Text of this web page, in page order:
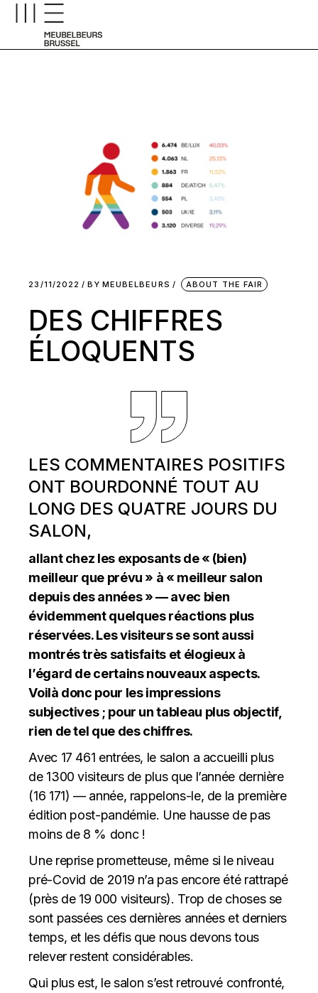
23/11/2022 BY MEUBELBEURS ABOUT THE FAIR
DES CHIFFRES
ÉLOQUENTS
LES COMMENTAIRES POSITIFS
ONT BOURDONNÉ TOUT AU
LONG DES QUATRE JOURS DU
SALON,
allant chez les exposants de « (bien)
meilleur que prévu » à « meilleur salon
depuis des années » — avec bien
évidemment quelques réactions plus
réservées. Les visiteurs se sont aussi
montrés très satisfaits et élogieux à
l’égard de certains nouveaux aspects.
Voilà donc pour les impressions
subjectives ; pour un tableau plus objectif,
rien de tel que des chiffres.
Avec 17 461 entrées, le salon a accueilli plus
de 1300 visiteurs de plus que l’année dernière
(16 171) — année, rappelons-le, de la première
édition post-pandémie. Une hausse de pas
moins de 8 % donc !
Une reprise prometteuse, même si le niveau
pré-Covid de 2019 n’a pas encore été rattrapé
(près de 19 000 visiteurs). Trop de choses se
sont passées ces dernières années et derniers
temps, et les défis que nous devons tous
relever restent considérables.
Qui plus est, le salon s’est retrouvé confronté,